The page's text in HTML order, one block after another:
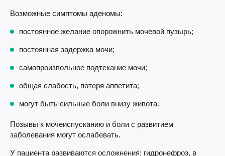
Возможные симптомы аденомы:
постоянное желание опорожнить мочевой пузырь;
постоянная задержка мочи;
самопроизвольное подтекание мочи;
общая слабость, потеря аппетита;
могут быть сильные боли внизу живота.
Позывы к мочеиспусканию и боли с развитием
заболевания могут ослабевать.
У пациента развиваются осложнения: гидронефроз, в